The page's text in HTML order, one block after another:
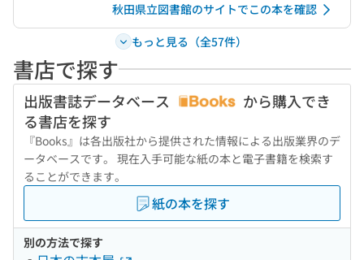
秋田県立図書館のサイトでこの本を確認
もっと見る（全57件）
書店で探す
出版書誌データベース
から購入でき
る書店を探す
『Books』は各出版社から提供された情報による出版業界のデ
ータベースです。 現在入手可能な紙の本と電子書籍を検索す
ることができます。
紙の本を探す
別の方法で探す